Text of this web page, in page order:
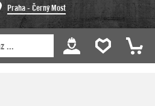
Praha - Černý Most